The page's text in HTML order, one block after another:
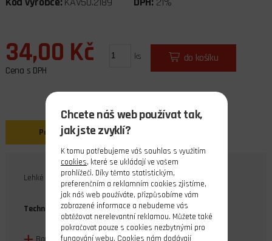
34,00 Kč
Cena s DPH
ks do košíku
Popis
Lehké mechové kolo s výbornými tlumícími vlastnostmi.
Technická data:
Chcete náš web používat tak,
jak jste zvyklí?
K tomu potřebujeme váš souhlas s využitím
cookies, které se ukládají ve vašem
prohlížeči. Díky těmto statistickým,
preferenčním a reklamním cookies zjistíme,
jak náš web používáte, přizpůsobíme vám
zobrazené informace a nebudeme vás
obtěžovat nerelevantní reklamou. Můžete také
pokračovat pouze s cookies nezbytnými pro
fungování webu. Cookies nám dodávají